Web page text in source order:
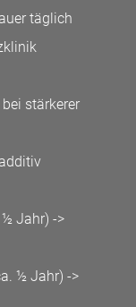
täglich
stärkerer
Jahr) ->
½ Jahr) ->